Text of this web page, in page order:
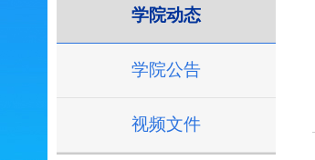
学院动态
学院公告
视频文件